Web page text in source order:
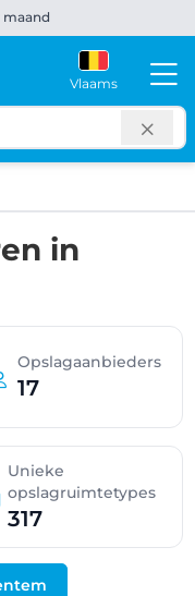
maand
Vlaams
in
Opslagaanbieders
17
Unieke
opslagruimtetypes
317